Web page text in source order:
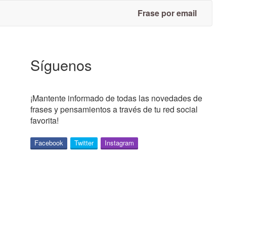
Frase por email
Síguenos
¡Mantente informado de todas las novedades de
frases y pensamientos a través de tu red social
favorita!
Facebook Twitter Instagram